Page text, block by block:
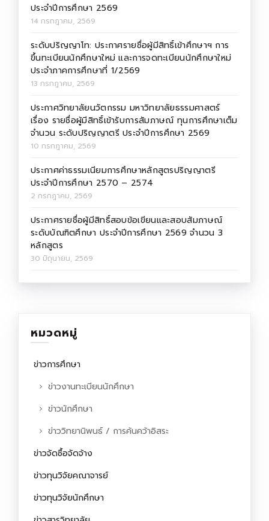
ประจำปีการศึกษา 2569
14 กรกฎาคม, 2569
ระดับปริญญาโท: ประกาศรายชื่อผู้มีสิทธิ์เข้าศึกษาฯ การ
ขึ้นทะเบียนนักศึกษาใหม่ และการจดทะเบียนนักศึกษาใหม่
ประจำภาคการศึกษาที่ 1/2569
13 กรกฎาคม, 2569
ประกาศวิทยาลัยนวัตกรรม มหาวิทยาลัยธรรมศาสตร์
เรื่อง รายชื่อผู้มีสิทธิ์เข้ารับการสัมภาษณ์ ทุนการศึกษาเต็ม
จำนวน ระดับปริญญาตรี ประจำปีการศึกษา 2569
10 กรกฎาคม, 2569
ประกาศค่าธรรมเนียมการศึกษาหลักสูตรปริญญาตรี
ประจำปีการศึกษา 2570 – 2574
2 กรกฎาคม, 2569
ประกาศรายชื่อผู้มีสิทธิ์สอบข้อเขียนและสอบสัมภาษณ์
ระดับบัณฑิตศึกษา ประจำปีการศึกษา 2569 จำนวน 3
หลักสูตร
30 มิถุนายน, 2569
หมวดหมู่
ข่าวการศึกษา
ข่าวงานทะเบียนนักศึกษา
ข่าวนักศึกษา
ข่าววิทยานิพนธ์ / การค้นคว้าอิสระ
ข่าวจัดซื้อจัดจ้าง
ข่าวทุนวิจัยคณาจารย์
ข่าวทุนวิจัยนักศึกษา